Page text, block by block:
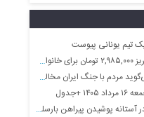
تیم یونانی پیوست
ماه
مردم با جنگ ایران مخالفند
+جدول
پوشیدن پیراهن بارسلونا